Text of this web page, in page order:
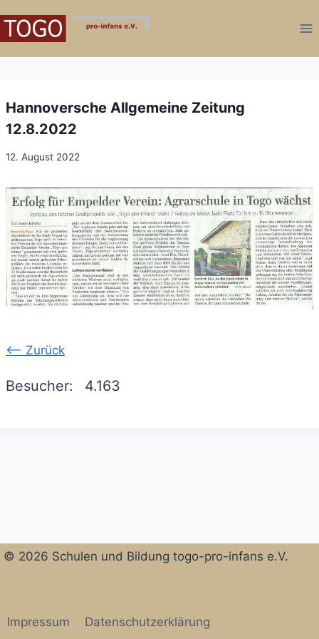
Inhalt
Hannoversche Allgemeine Zeitung
12.8.2022
12. August 2022
<-- Zurück
Besucher: 4.163
© 2026 Schulen und Bildung togo-pro-infans e.V.
Impressum Datenschutzerklärung